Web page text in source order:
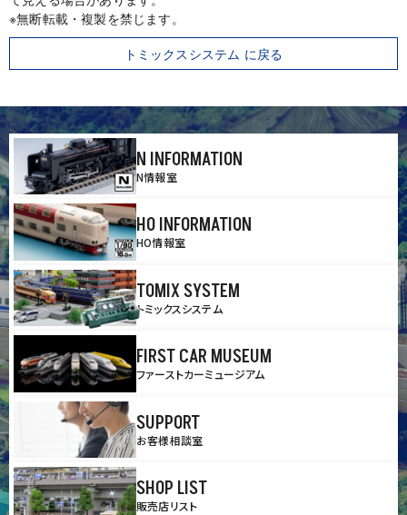
※無断転載・複製を禁じます。
トミックスシステム に戻る
N INFORMATION
N情報室
HO INFORMATION
HO情報室
TOMIX SYSTEM
トミックスシステム
FIRST CAR MUSEUM
ファーストカーミュージアム
SUPPORT
お客様相談室
SHOP LIST
販売店リスト